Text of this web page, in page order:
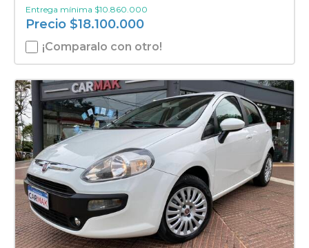
Entrega mínima $10.860.000
Precio $18.100.000
¡Comparalo con otro!